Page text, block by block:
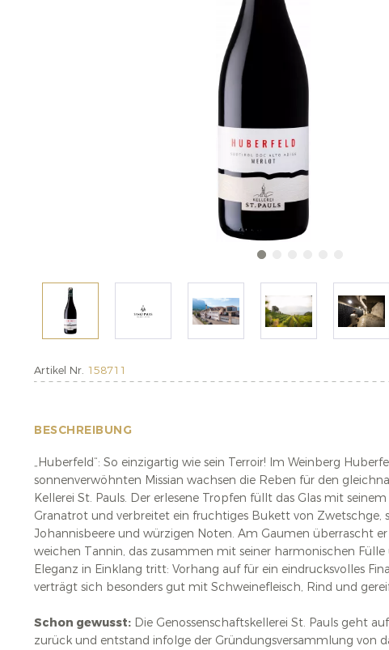
Artikel Nr. 158711
BESCHREIBUNG
„Huberfeld“: So einzigartig wie sein Terroir! Im Weinberg
sonnenverwöhnten Missian wachsen die Reben für den
Kellerei St. Pauls. Der erlesene Tropfen füllt das Glas mit
Granatrot und verbreitet ein fruchtiges Bukett von Zwetschge,
Johannisbeere und würzigen Noten. Am Gaumen überrascht
weichen Tannin, das zusammen mit seiner harmonischen
Eleganz in Einklang tritt: Vorhang auf für ein eindrucksvolles
verträgt sich besonders gut mit Schweinefleisch, Rind und
Schon gewusst: Die Genossenschaftskellerei St. Pauls geht
zurück und entstand infolge der Gründungsversammlung von